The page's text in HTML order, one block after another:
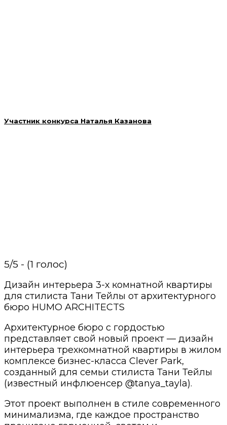
Участник конкурса Наталья Казанова
5/5 - (1 голос)
Дизайн интерьера 3-х комнатной квартиры
для стилиста Тани Тейлы от архитектурного
бюро HUMO ARCHITECTS
Архитектурное бюро с гордостью
представляет свой новый проект — дизайн
интерьера трехкомнатной квартиры в жилом
комплексе бизнес-класса Clever Park,
созданный для семьи стилиста Тани Тейлы
(известный инфлюенсер @tanya_tayla).
Этот проект выполнен в стиле современного
минимализма, где каждое пространство